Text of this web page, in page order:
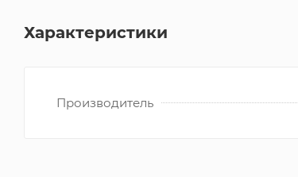
Характеристики
Производитель